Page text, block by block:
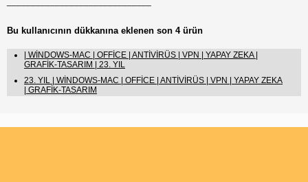
Bu kullanıcının dükkanına eklenen son 4 ürün
| WİNDOWS-MAC | OFFİCE | ANTİVİRÜS | VPN | YAPAY ZEKA |
GRAFİK-TASARIM | 23. YIL
23. YIL | WİNDOWS-MAC | OFFİCE | ANTİVİRÜS | VPN | YAPAY ZEKA
| GRAFİK-TASARIM